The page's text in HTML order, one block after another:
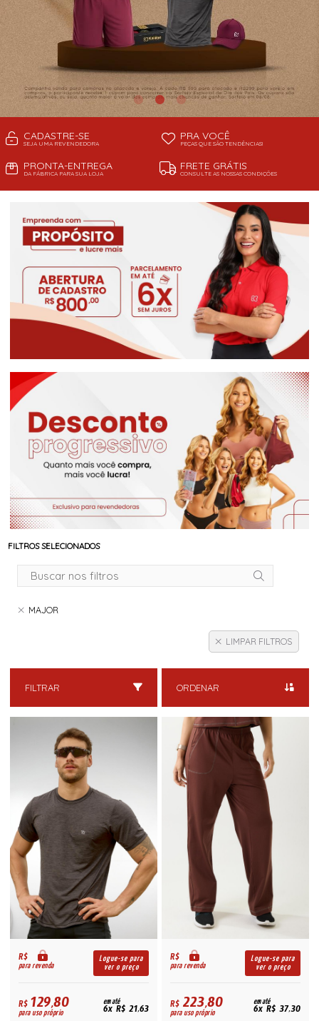
CADASTRE-SE
SEJA UMA REVENDEDORA
PRA VOCÊ
PEÇAS QUE SÃO TENDÊNCIAS!
PRONTA-ENTREGA
DA FÁBRICA PARA SUA LOJA
FRETE GRÁTIS
CONSULTE AS NOSSAS CONDIÇÕES
FILTROS SELECIONADOS
MAJOR
LIMPAR FILTROS
FILTRAR ORDENAR
R$
para revenda
Logue-se para
ver o preço
R$129,80
para uso próprio
em até
6x R$ 21,63
R$
para revenda
Logue-se para
ver o preço
R$223,80
para uso próprio
em até
6x R$ 37,30